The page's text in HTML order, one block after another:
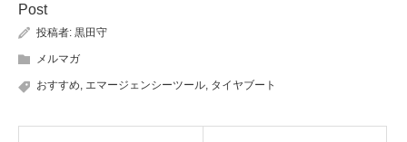
Post
投稿者: 黒田守
メルマガ
おすすめ, エマージェンシーツール, タイヤブート